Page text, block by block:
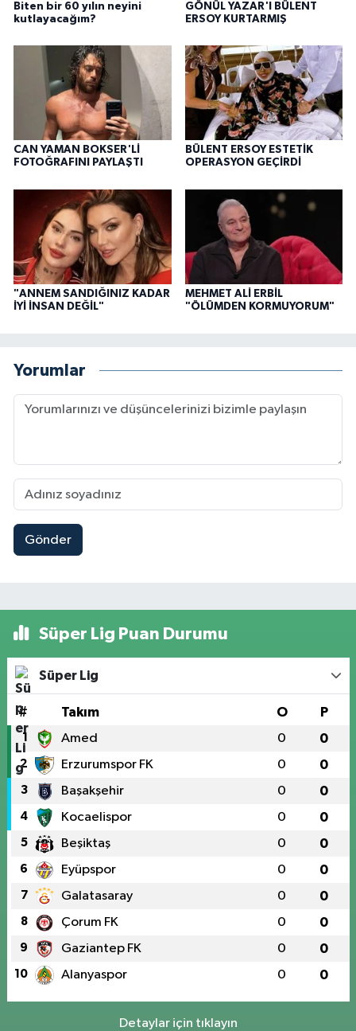
Biten bir 60 yılın neyini
kutlayacağım?
GÖNÜL YAZAR'I BÜLENT
ERSOY KURTARMIŞ
CAN YAMAN BOKSER'Lİ
FOTOĞRAFINI PAYLAŞTI
BÜLENT ERSOY ESTETİK
OPERASYON GEÇİRDİ
"ANNEM SANDIĞINIZ KADAR
İYİ İNSAN DEĞİL"
MEHMET ALİ ERBİL
"ÖLÜMDEN KORMUYORUM"
Yorumlar
Gönder
Süper Lig Puan Durumu
Süper Lig
# Takım O P
1 Amed 0 0
2 Erzurumspor FK 0 0
3 Başakşehir 0 0
4 Kocaelispor 0 0
5 Beşiktaş 0 0
6 Eyüpspor 0 0
7 Galatasaray 0 0
8 Çorum FK 0 0
9 Gaziantep FK 0 0
10 Alanyaspor 0 0
Detaylar için tıklayın